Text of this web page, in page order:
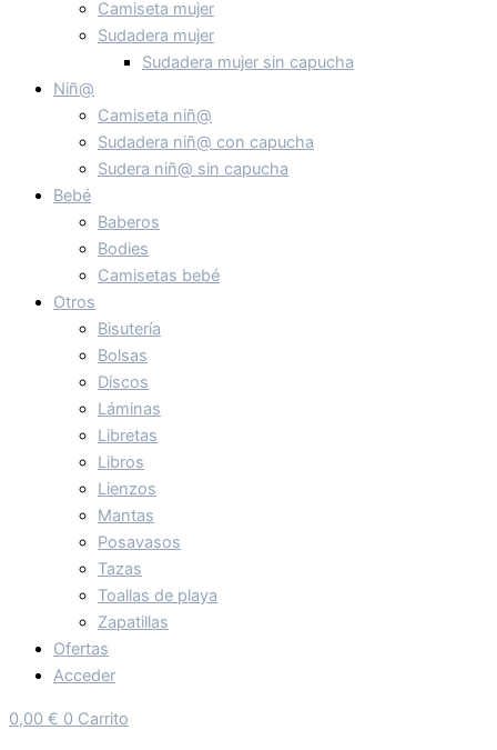
Camiseta mujer
Sudadera mujer
Sudadera mujer sin capucha
Niñ@
Camiseta niñ@
Sudadera niñ@ con capucha
Sudera niñ@ sin capucha
Bebé
Baberos
Bodies
Camisetas bebé
Otros
Bisutería
Bolsas
Discos
Láminas
Libretas
Libros
Lienzos
Mantas
Posavasos
Tazas
Toallas de playa
Zapatillas
Ofertas
Acceder
0,00 € 0 Carrito